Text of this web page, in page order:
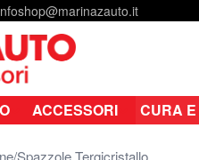
ACCESSORI CURA
Spazzole Tergicristallo